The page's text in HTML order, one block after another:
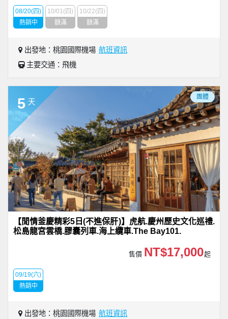
08/20(四)
熱銷中
10/01(四)
額滿
10/22(四)
額滿
出發地：桃園國際機場 航班資訊
主要交通：飛機
5 天
團體
【閒情釜慶精彩5日(不進保肝)】虎航.慶州歷史文化巡禮.
松島龍宮雲橋.膠囊列車.海上纜車.The Bay101.
售價 NT$17,000起
09/19(六)
熱銷中
出發地：桃園國際機場 航班資訊